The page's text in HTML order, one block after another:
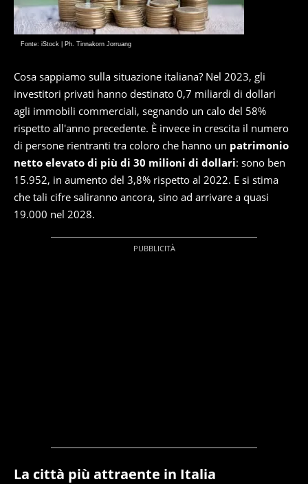
Fonte: iStock | Ph. Tinnakorn Jorruang
Cosa sappiamo sulla situazione italiana? Nel 2023, gli
investitori privati hanno destinato 0,7 miliardi di dollari
agli immobili commerciali, segnando un calo del 58%
rispetto all'anno precedente. È invece in crescita il numero
di persone rientranti tra coloro che hanno un patrimonio
netto elevato di più di 30 milioni di dollari: sono ben
15.952, in aumento del 3,8% rispetto al 2022. E si stima
che tali cifre saliranno ancora, sino ad arrivare a quasi
19.000 nel 2028.
La città più attraente in Italia